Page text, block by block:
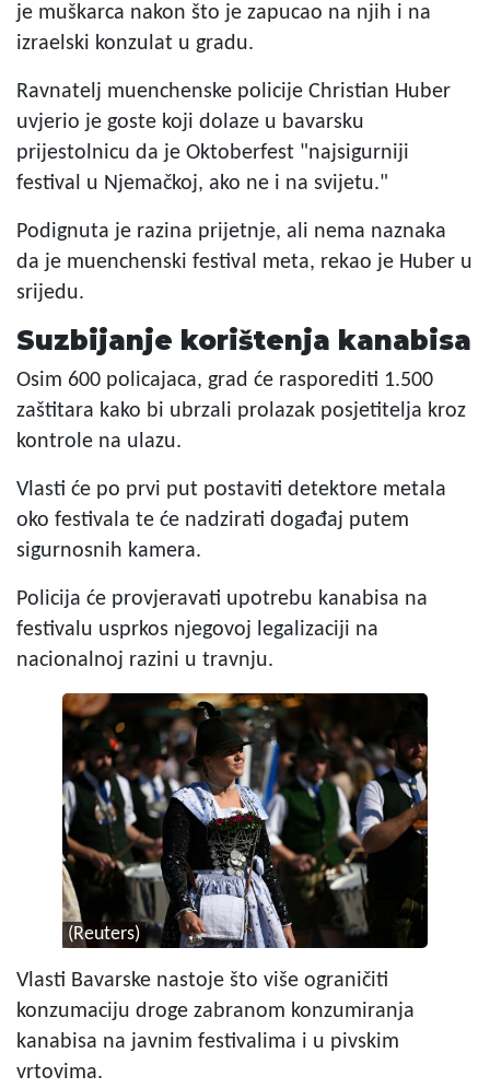
je muškarca nakon što je zapucao na njih i na
izraelski konzulat u gradu.
Ravnatelj muenchenske policije Christian Huber
uvjerio je goste koji dolaze u bavarsku
prijestolnicu da je Oktoberfest "najsigurniji
festival u Njemačkoj, ako ne i na svijetu."
Podignuta je razina prijetnje, ali nema naznaka
da je muenchenski festival meta, rekao je Huber u
srijedu.
Suzbijanje korištenja kanabisa
Osim 600 policajaca, grad će rasporediti 1.500
zaštitara kako bi ubrzali prolazak posjetitelja kroz
kontrole na ulazu.
Vlasti će po prvi put postaviti detektore metala
oko festivala te će nadzirati događaj putem
sigurnosnih kamera.
Policija će provjeravati upotrebu kanabisa na
festivalu usprkos njegovoj legalizaciji na
nacionalnoj razini u travnju.
(Reuters)
Vlasti Bavarske nastoje što više ograničiti
konzumaciju droge zabranom konzumiranja
kanabisa na javnim festivalima i u pivskim
vrtovima.